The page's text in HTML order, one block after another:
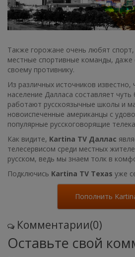
Также горожане очень любят
местные спортивные команды, даже
своему противнику.
Из различных источников известно,
население Далласа составляет
работают русскоязычные школы и
новоиспеченные американцы с
популярные русскоговорящие
Как видите, Kartina TV Даллас
телесервисом среди местных
русском, ведь мы знаем толк в
Подключись Kartina TV Texas уже
Пополнить
Комментарии(0)
Оставьте свой